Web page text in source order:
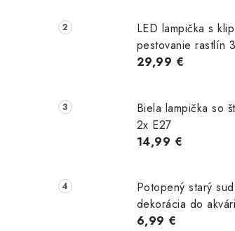
LED lampička s
pestovanie rastlín
29,99 €
Biela lampička so
2x E27
14,99 €
Potopený starý
dekorácia do
6,99 €